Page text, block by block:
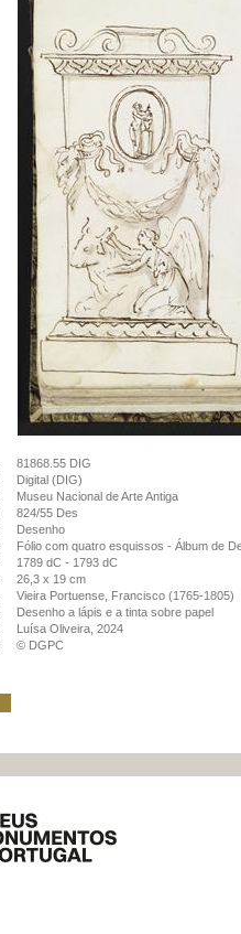
81868.55 DIG
Digital (DIG)
Museu Nacional de Arte Antiga
824/55 Des
Desenho
Fólio com quatro esquissos - Álbum de
1789 dC - 1793 dC
26,3 x 19 cm
Vieira Portuense, Francisco (1765-1805)
Desenho a lápis e a tinta sobre papel
Luísa Oliveira, 2024
© DGPC